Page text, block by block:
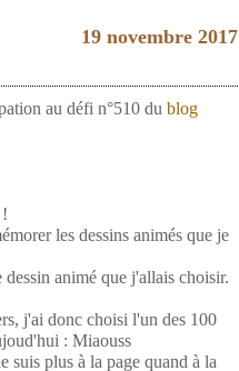
19 novembre 2017
au défi n°510 du blog
les dessins animés que je
animé que j'allais choisir.
j'ai donc choisi l'un des 100
: Miaouss
suis plus à la page quand à la